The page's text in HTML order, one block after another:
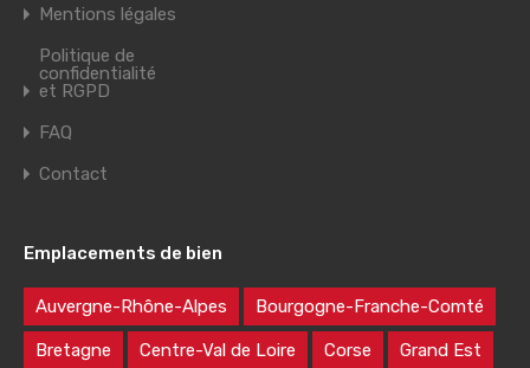
Mentions légales
Politique de
confidentialité
et RGPD
FAQ
Contact
Emplacements de bien
Auvergne-Rhône-Alpes Bourgogne-Franche-Comté
Bretagne Centre-Val de Loire Corse Grand Est